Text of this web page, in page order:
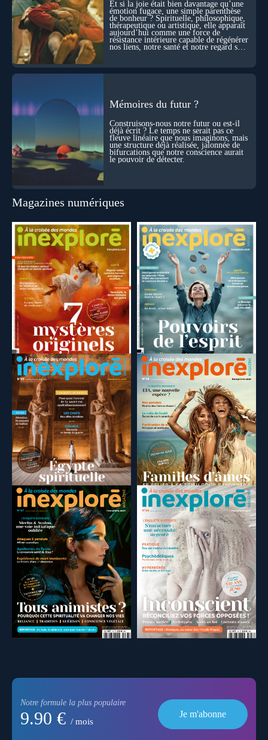
biochimie et spécialiste de la mort cellulaire.
Et si la joie était bien davantage qu’une
émotion fugace, une simple parenthèse
de bonheur ? Spirituelle, philosophique,
thérapeutique ou artistique, elle apparaît
aujourd’hui comme une force de
résistance intérieure capable de régénérer
nos liens, notre santé et notre regard sur
Mémoires du futur ?
Construisons-nous notre futur ou est-il
déjà écrit ? Le temps ne serait pas ce
fleuve linéaire que nous imaginons, mais
une structure déjà réalisée, jalonnée de
bifurcations que notre conscience aurait
le pouvoir de détecter.
Magazines numériques
Notre formule la plus populaire
9.90 € / mois
Je m'abonne